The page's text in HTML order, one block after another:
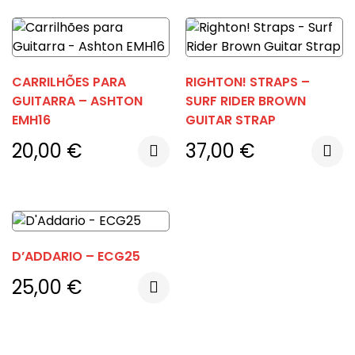
CARRILHÕES PARA
GUITARRA – ASHTON
EMH16
20,00 €
RIGHTON! STRAPS –
SURF RIDER BROWN
GUITAR STRAP
37,00 €
D’ADDARIO – ECG25
25,00 €